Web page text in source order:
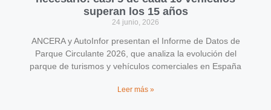
superan los 15 años
24 junio, 2026
ANCERA y AutoInfor presentan el Informe de Datos de
Parque Circulante 2026, que analiza la evolución del
parque de turismos y vehículos comerciales en España
Leer más »